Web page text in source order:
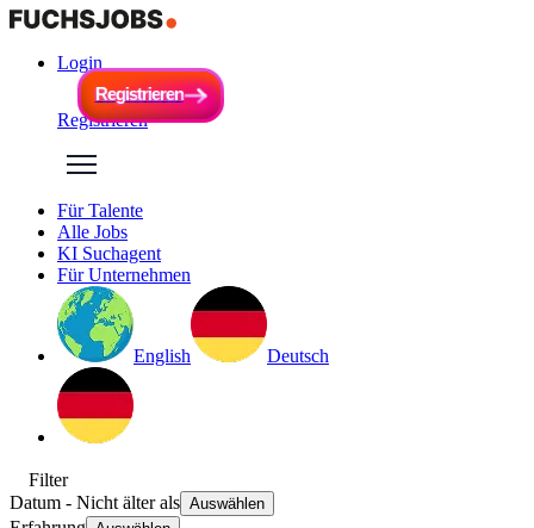
Login
Registrieren
Registrieren
Registrieren
Für Talente
Alle Jobs
KI Suchagent
Für Unternehmen
English Deutsch
Filter
Datum - Nicht älter als Auswählen